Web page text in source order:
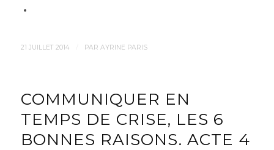
21 JUILLET 2014 PAR AYRINE PARIS
COMMUNIQUER EN
TEMPS DE CRISE, LES 6
BONNES RAISONS. ACTE 4